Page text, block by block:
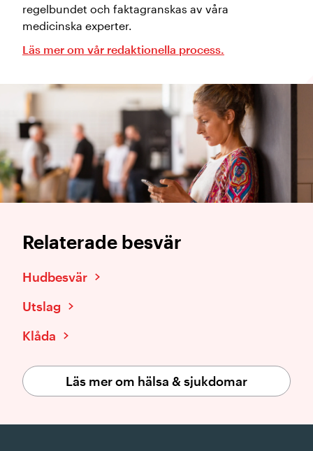
regelbundet och faktagranskas av våra
medicinska experter.
Läs mer om vår redaktionella process.
Relaterade besvär
Hudbesvär
Utslag
Klåda
Läs mer om hälsa & sjukdomar